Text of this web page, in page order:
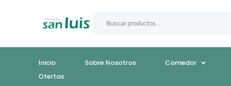
Inicio Sobre Nosotros Comedor
Ofertas